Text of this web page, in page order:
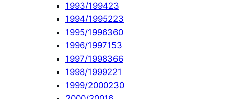
1993/199423
1994/1995223
1995/1996360
1996/1997153
1997/1998366
1998/1999221
1999/2000230